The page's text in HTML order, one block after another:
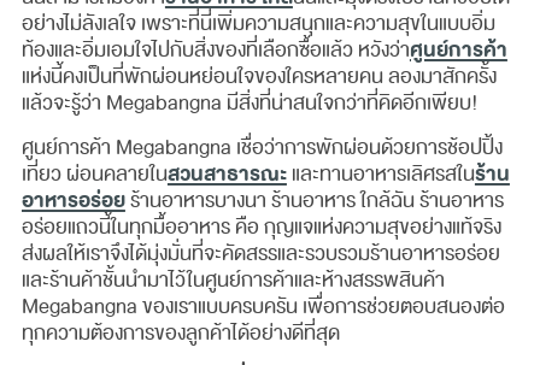
อย่างไม่ลังเลใจ เพราะที่นี่เพิ่มความสนุกและความสุขในแบบอิ่ม
ท้องและอิ่มเอมใจไปกับสิ่งของที่เลือกซื้อแล้ว หวังว่าศูนย์การค้า
แห่งนี้คงเป็นที่พักผ่อนหย่อนใจของใครหลายคน ลองมาสักครั้ง
แล้วจะรู้ว่า Megabangna มีสิ่งที่น่าสนใจกว่าที่คิดอีกเพียบ!
ศูนย์การค้า Megabangna เชื่อว่าการพักผ่อนด้วยการช้อปปิ้ง
เที่ยว ผ่อนคลายในสวนสาธารณะและทานอาหารเลิศรสในร้าน
อาหารอร่อยร้านอาหารบางนา ร้านอาหาร ใกล้ฉัน ร้านอาหาร
อร่อยแถวนี้ในทุกมื้ออาหาร คือ กุญแจแห่งความสุขอย่างแท้จริง
ส่งผลให้เราจึงได้มุ่งมั่นที่จะคัดสรรและรวบรวมร้านอาหารอร่อย
และร้านค้าชั้นนำมาไว้ในศูนย์การค้าและห้างสรรพสินค้า
Megabangna ของเราแบบครบครัน เพื่อการช่วยตอบสนองต่อ
ทุกความต้องการของลูกค้าได้อย่างดีที่สุด